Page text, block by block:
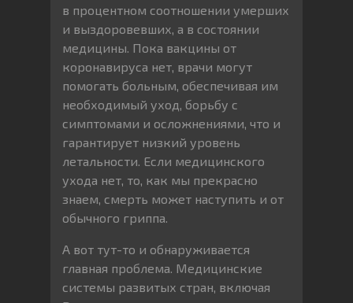
в процентном соотношении умерших
и выздоровевших, а в состоянии
медицины. Пока вакцины от
коронавируса нет, врачи могут
помогать больным, обеспечивая им
необходимый уход, борьбу с
симптомами и осложнениями, что и
гарантирует низкий уровень
летальности. Если медицинского
ухода нет, то, как мы прекрасно
знаем, смерть может наступить и от
обычного гриппа.
А вот тут-то и обнаруживается
главная проблема. Медицинские
системы развитых стран, включая